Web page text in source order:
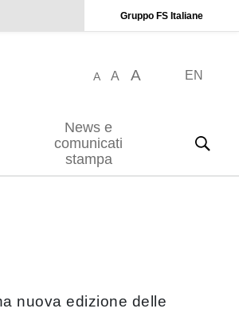
Gruppo FS Italiane
A A A EN
News e
comunicati
stampa
nuova edizione delle